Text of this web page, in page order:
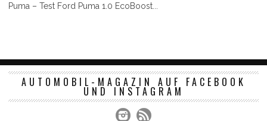
Puma – Test Ford Puma 1.0 EcoBoost...
AUTOMOBIL-MAGAZIN AUF FACEBOOK
UND INSTAGRAM